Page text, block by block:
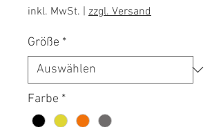
inkl. MwSt.
zzgl. Versand
Größe *
Farbe *